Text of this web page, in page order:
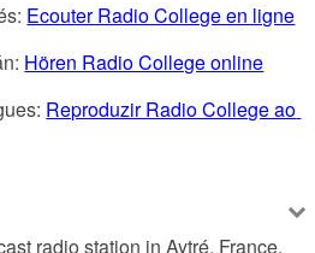
Ecouter Radio College en ligne
Hören Radio College online
Reproduzir Radio College ao
radio station in Aytré, France,